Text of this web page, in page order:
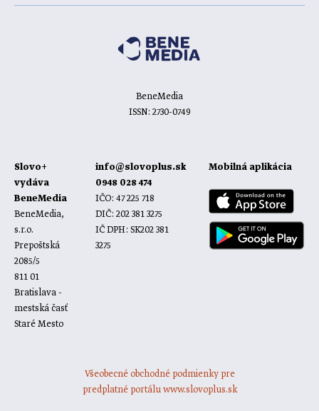
BeneMedia
ISSN: 2730-0749
Slovo+
vydáva
BeneMedia
BeneMedia,
s.r.o.
Prepoštská
2085/5
811 01
Bratislava -
mestská časť
Staré Mesto
info@slovoplus.sk
0948 028 474
IČO: 47 225 718
DIČ: 202 381 3275
IČ DPH: SK202 381
3275
Mobilná aplikácia
Všeobecné obchodné podmienky pre
predplatné portálu www.slovoplus.sk